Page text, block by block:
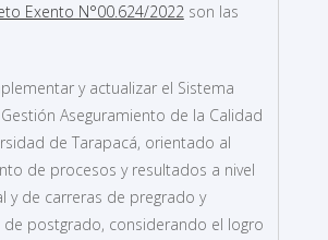
Exento N°00.624/2022son las
y actualizar el Sistema
Aseguramiento de la Calidad
de Tarapacá, orientado al
de procesos y resultados a nivel
y de carreras de pregrado y
de postgrado, considerando el logro